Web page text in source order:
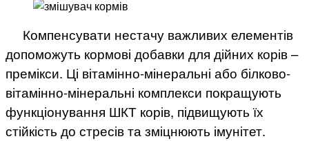
Компенсувати нестачу важливих елементів
допоможуть кормові добавки для дійних корів –
премікси. Ці вітамінно-мінеральні або білково-
вітамінно-мінеральні комплекси покращують
функціонування ШКТ корів, підвищують їх
стійкість до стресів та зміцнюють імунітет.